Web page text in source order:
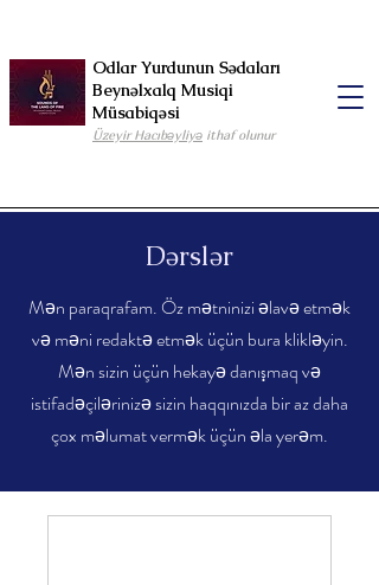
Odlar Yurdunun Sədaları
Beynəlxalq Musiqi
Müsabiqəsi
Üzeyir Hacıbəyliyə ithaf olunur
Dərslər
Mən paraqrafam. Öz mətninizi əlavə etmək
və məni redaktə etmək üçün bura klikləyin.
Mən sizin üçün hekayə danışmaq və
istifadəçilərinizə sizin haqqınızda bir az daha
çox məlumat vermək üçün əla yerəm.